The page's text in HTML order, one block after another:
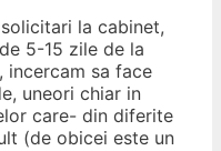
la cabinet,
5-15 zile de la
incercam sa face
uneori chiar in
care- din diferite
(de obicei este un